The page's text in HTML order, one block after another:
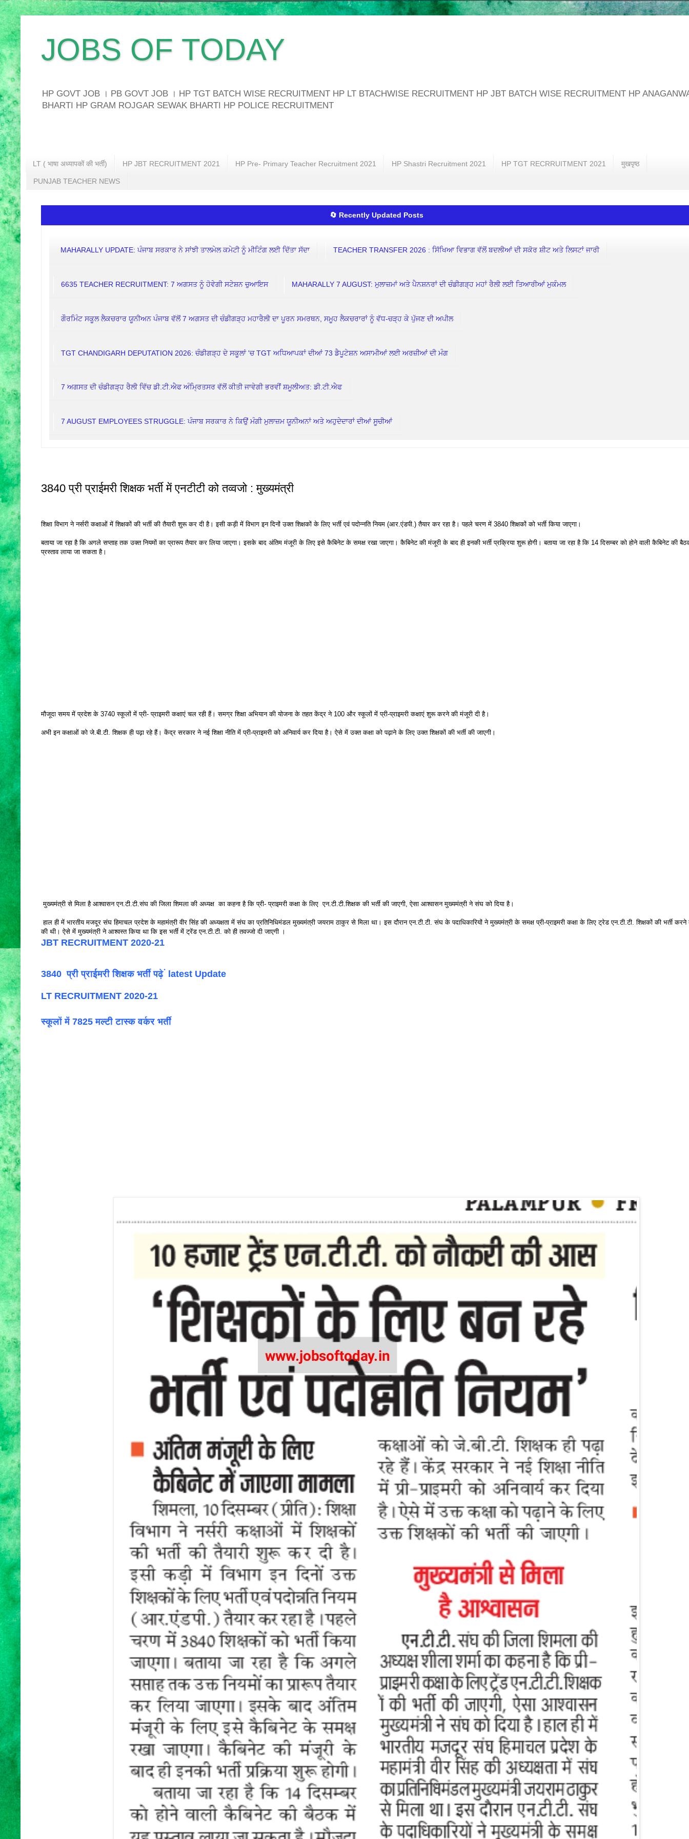
JOBS OF TODAY
HP GOVT JOB । PB GOVT JOB । HP TGT BATCH WISE RECRUITMENT HP LT BTACHWISE RECRUITMENT HP JBT BATCH WISE RECRUITMENT HP
BHARTI HP GRAM ROJGAR SEWAK BHARTI HP POLICE RECRUITMENT
LT ( भाषा अध्यापकों की भर्ती) HP JBT RECRUITMENT 2021 HP Pre- Primary Teacher Recruitment 2021 HP Shastri Recruitment 2021 HP TGT RECRRUITMENT 2021 मुखपृष्ठ
PUNJAB TEACHER NEWS
🔄 Recently Updated Posts
MAHARALLY UPDATE: ਪੰਜਾਬ ਸਰਕਾਰ ਨੇ ਸਾਂਝੀ ਤਾਲਮੇਲ ਕਮੇਟੀ ਨੂੰ ਮੀਟਿੰਗ ਲਈ ਦਿੱਤਾ ਸੱਦਾ TEACHER TRANSFER 2026 : ਸਿੱਖਿਆ ਵਿਭਾਗ ਵੱਲੋਂ ਬਦਲੀਆਂ ਦੀ ਸਕੋਰ ਸ਼ੀਟ ਅਤੇ ਲਿਸਟਾਂ ਜਾਰੀ
6635 TEACHER RECRUITMENT: 7 ਅਗਸਤ ਨੂੰ ਹੋਵੇਗੀ ਸਟੇਸ਼ਨ ਚੁਆਇਸ MAHARALLY 7 AUGUST: ਮੁਲਾਜ਼ਮਾਂ ਅਤੇ ਪੈਨਸ਼ਨਰਾਂ ਦੀ ਚੰਡੀਗੜ੍ਹ ਮਹਾਂ ਰੈਲੀ ਲਈ ਤਿਆਰੀਆਂ ਮੁਕੰਮਲ
ਗੌਰਮਿੰਟ ਸਕੂਲ ਲੈਕਚਰਾਰ ਯੂਨੀਅਨ ਪੰਜਾਬ ਵੱਲੋਂ 7 ਅਗਸਤ ਦੀ ਚੰਡੀਗੜ੍ਹ ਮਹਾਰੈਲੀ ਦਾ ਪੂਰਨ ਸਮਰਥਨ, ਸਮੂਹ ਲੈਕਚਰਾਰਾਂ ਨੂੰ ਵੱਧ-ਚੜ੍ਹ ਕੇ ਪੁੱਜਣ ਦੀ ਅਪੀਲ
TGT CHANDIGARH DEPUTATION 2026: ਚੰਡੀਗੜ੍ਹ ਦੇ ਸਕੂਲਾਂ 'ਚ TGT ਅਧਿਆਪਕਾਂ ਦੀਆਂ 73 ਡੈਪੂਟੇਸ਼ਨ ਅਸਾਮੀਆਂ ਲਈ ਅਰਜ਼ੀਆਂ ਦੀ ਮੰਗ
7 ਅਗਸਤ ਦੀ ਚੰਡੀਗੜ੍ਹ ਰੈਲੀ ਵਿੱਚ ਡੀ.ਟੀ.ਐਫ ਅੰਮ੍ਰਿਤਸਰ ਵੱਲੋਂ ਕੀਤੀ ਜਾਵੇਗੀ ਭਰਵੀਂ ਸ਼ਮੂਲੀਅਤ: ਡੀ.ਟੀ.ਐਫ
7 AUGUST EMPLOYEES STRUGGLE: ਪੰਜਾਬ ਸਰਕਾਰ ਨੇ ਕਿਉਂ ਮੰਗੀ ਮੁਲਾਜ਼ਮ ਯੂਨੀਅਨਾਂ ਅਤੇ ਅਹੁਦੇਦਾਰਾਂ ਦੀਆਂ ਸੂਚੀਆਂ
3840 प्री प्राईमरी शिक्षक भर्ती में एनटीटी को तव्वजो : मुख्यमंत्री
शिक्षा विभाग ने नर्सरी कक्षाओं में शिक्षकों की भर्ती की तैयारी शुरू कर दी है। इसी कड़ी में विभाग इन दिनों उक्त शिक्षकों के लिए भर्ती एवं पदोन्नति नियम (आर.एंडपी.) तैयार कर रहा है। पहले चरण में 3840 शिक्षकों को भर्ती किया जाएगा।
बताया जा रहा है कि अगले सप्ताह तक उक्त नियमों का प्रारूप तैयार कर लिया जाएगा। इसके बाद अंतिम मंजूरी के लिए इसे कैबिनेट के समक्ष रखा जाएगा। कैबिनेट की मंजूरी के बाद ही इनकी भर्ती प्रक्रिया शुरू होगी। बताया जा रहा है कि 14 दिसम्बर को होने वाली कैबिनेट की
प्रस्ताव लाया जा सकता है।
मौजूदा समय में प्रदेश के 3740 स्कूलों में प्री- प्राइमरी कक्षाएं चल रही हैं। समग्र शिक्षा अभियान की योजना के तहत केंद्र ने 100 और स्कूलों में प्री-प्राइमरी कक्षाएं शुरू करने की मंजूरी दी है।
अभी इन कक्षाओं को जे.बी.टी. शिक्षक ही पढ़ा रहे हैं। केंद्र सरकार ने नई शिक्षा नीति में प्री-प्राइमरी को अनिवार्य कर दिया है। ऐसे में उक्त कक्षा को पढ़ाने के लिए उक्त शिक्षकों की भर्ती की जाएगी।
मुख्यमंत्री से मिला है आश्वासन एन.टी.टी.संघ की जिला शिमला की अध्यक्ष का कहना है कि प्री- प्राइमरी कक्षा के लिए एन.टी.टी.शिक्षक की भर्ती की जाएगी, ऐसा आश्वासन मुख्यमंत्री ने संघ को दिया है।
हाल ही में भारतीय मजदूर संघ हिमाचल प्रदेश के महामंत्री वीर सिंह की अध्यक्षता में संघ का प्रतिनिधिमंडल मुख्यमंत्री जयराम ठाकुर से मिला था। इस दौरान एन.टी.टी. संघ के पदाधिकारियों ने मुख्यमंत्री के समक्ष प्री-प्राइमरी कक्षा के लिए ट्रेड एन.टी.टी. शिक्षकों की भर्ती करने
की थी। ऐसे में मुख्यमंत्री ने आश्वस्त किया था कि इस भर्ती में ट्रेंड एन.टी.टी. को ही तवज्जो दी जाएगी ।
JBT RECRUITMENT 2020-21
3840 प्री प्राईमरी शिक्षक भर्ती पढ़े ं latest Update
LT RECRUITMENT 2020-21
स्कूलों में 7825 मल्टी टास्क वर्कर भर्ती